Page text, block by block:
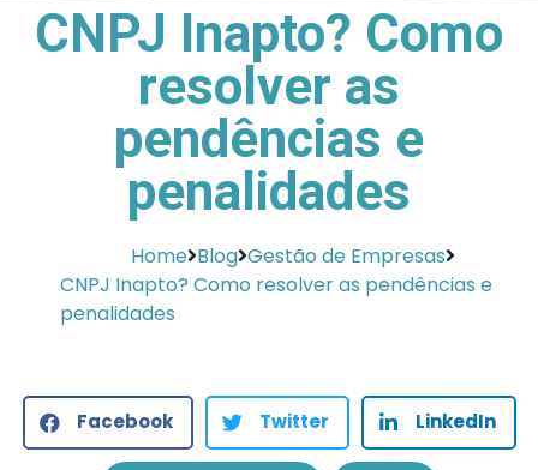
CNPJ Inapto? Como
resolver as
pendências e
penalidades
Home Blog Gestão de Empresas
CNPJ Inapto? Como resolver as pendências e
penalidades
Facebook Twitter LinkedIn